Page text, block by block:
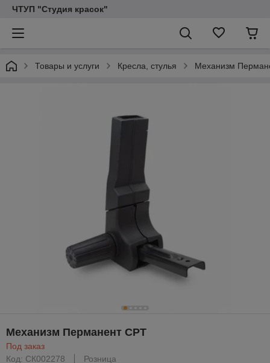
ЧТУП "Студия красок"
Товары и услуги Кресла, стулья Механизм
Механизм Перманент CPT
Под заказ
Код: СК002278
Розница